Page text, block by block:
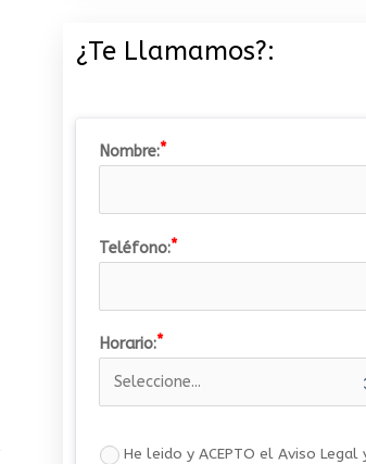
¿Te Llamamos?:
Nombre:
Teléfono:
Horario:
He leido y ACEPTO el Aviso Legal